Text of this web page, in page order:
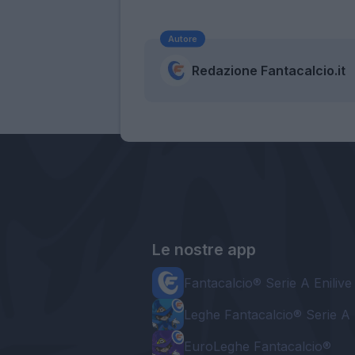
Autore
Redazione Fantacalcio.it
Le nostre app
Fantacalcio® Serie A Enilive
Leghe Fantacalcio® Serie A
EuroLeghe Fantacalcio®